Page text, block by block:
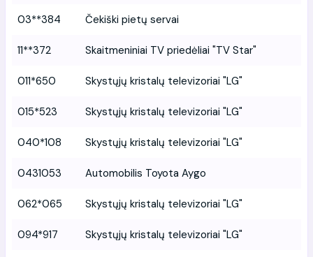
03**384 Čekiški pietų servai
11**372 Skaitmeniniai TV priedėliai "TV Star"
011*650 Skystųjų kristalų televizoriai "LG"
015*523 Skystųjų kristalų televizoriai "LG"
040*108 Skystųjų kristalų televizoriai "LG"
0431053 Automobilis Toyota Aygo
062*065 Skystųjų kristalų televizoriai "LG"
094*917 Skystųjų kristalų televizoriai "LG"